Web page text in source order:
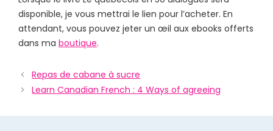
disponible, je vous mettrai le lien pour l’acheter. En
attendant, vous pouvez jeter un œil aux ebooks offerts
dans ma boutique.
Repas de cabane à sucre
Learn Canadian French : 4 Ways of agreeing